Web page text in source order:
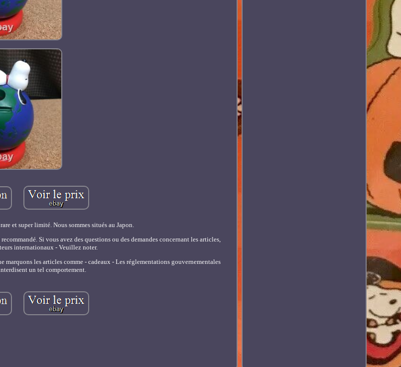
et super limité. Nous sommes situés au Japon.
Si vous avez des questions ou des demandes concernant les articles,
internationaux - Veuillez noter.
marquons les articles comme - cadeaux - Les réglementations gouvernementales
un tel comportement.